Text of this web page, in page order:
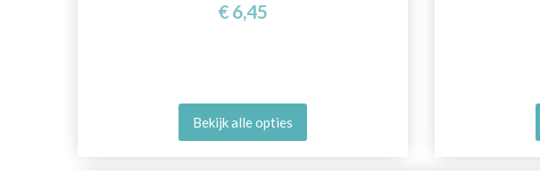
€ 6,45
Bekijk alle opties